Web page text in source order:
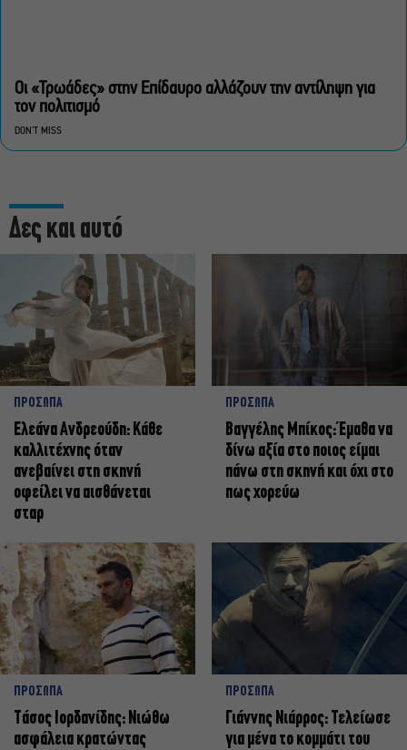
Οι «Τρωάδες» στην Επίδαυρο αλλάζουν την αντίληψη για
τον πολιτισμό
DON'T MISS
Δες και αυτό
ΠΡΟΣΩΠΑ
Ελεάνα Ανδρεούδη: Κάθε
καλλιτέχνης όταν
ανεβαίνει στη σκηνή
οφείλει να αισθάνεται
σταρ
ΠΡΟΣΩΠΑ
Βαγγέλης Μπίκος: Έμαθα να
δίνω αξία στο ποιος είμαι
πάνω στη σκηνή και όχι στο
πως χορεύω
ΠΡΟΣΩΠΑ
Tάσος Ιορδανίδης: Νιώθω
ασφάλεια κρατώντας
ΠΡΟΣΩΠΑ
Γιάννης Νιάρρος: Τελείωσε
για μένα το κομμάτι του